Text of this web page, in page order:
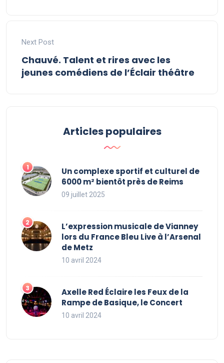
Next Post
Chauvé. Talent et rires avec les
jeunes comédiens de l’Éclair théâtre
Articles populaires
Un complexe sportif et culturel de
6000 m² bientôt près de Reims
09 juillet 2025
L’expression musicale de Vianney
lors du France Bleu Live à l’Arsenal
de Metz
10 avril 2024
Axelle Red Éclaire les Feux de la
Rampe de Basique, le Concert
10 avril 2024